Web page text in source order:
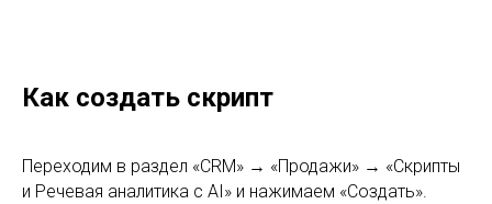
Как создать скрипт
Переходим в раздел «CRM» → «Продажи» → «Скрипты
и Речевая аналитика с AI» и нажимаем «Создать».